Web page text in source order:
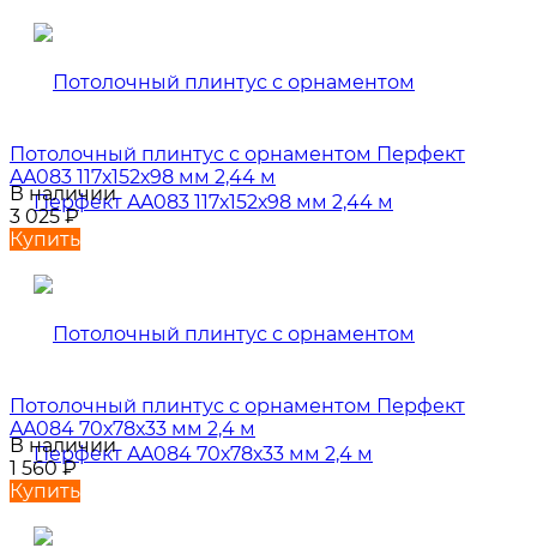
Потолочный плинтус с орнаментом Перфект
AA083 117х152х98 мм 2,44 м
В наличии
3 025₽
Купить
Потолочный плинтус с орнаментом Перфект
AA084 70х78х33 мм 2,4 м
В наличии
1 560₽
Купить